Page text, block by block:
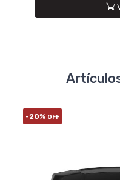
-20% OFF